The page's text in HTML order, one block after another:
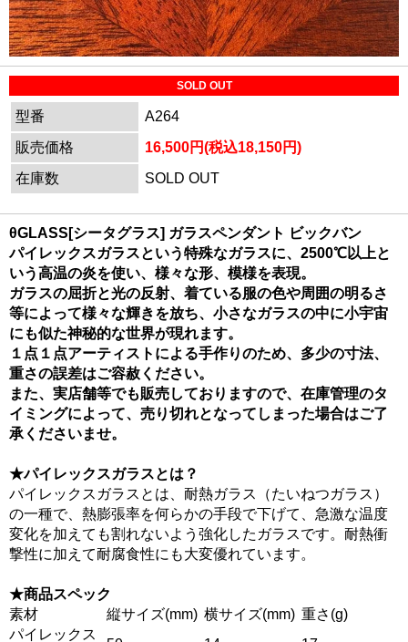
SOLD OUT
型番
A264
販売価格
16,500円(税込18,150円)
在庫数
SOLD OUT
θGLASS[シータグラス] ガラスペンダント ビックバン
パイレックスガラスという特殊なガラスに、2500℃以上と
いう高温の炎を使い、様々な形、模様を表現。
ガラスの屈折と光の反射、着ている服の色や周囲の明るさ
等によって様々な輝きを放ち、小さなガラスの中に小宇宙
にも似た神秘的な世界が現れます。
１点１点アーティストによる手作りのため、多少の寸法、
重さの誤差はご容赦ください。
また、実店舗等でも販売しておりますので、在庫管理のタ
イミングによって、売り切れとなってしまった場合はご了
承くださいませ。
★パイレックスガラスとは？
パイレックスガラスとは、耐熱ガラス（たいねつガラス）
の一種で、熱膨張率を何らかの手段で下げて、急激な温度
変化を加えても割れないよう強化したガラスです。耐熱衝
撃性に加えて耐腐食性にも大変優れています。
★商品スペック
素材
縦サイズ(mm) 横サイズ(mm) 重さ(g)
パイレックス